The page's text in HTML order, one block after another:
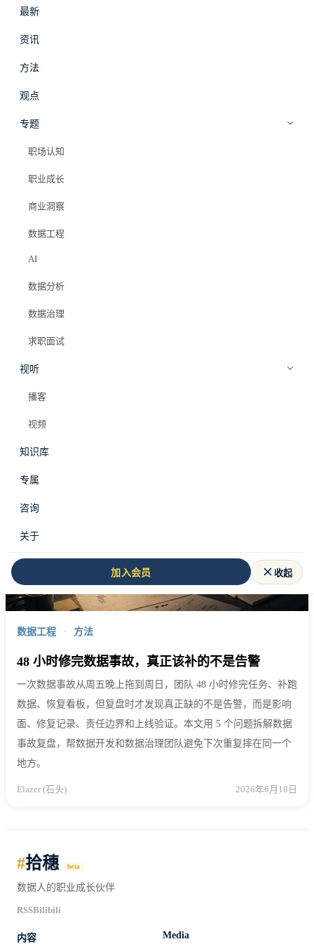
最新
资讯
方法
观点
专题
职场认知
职业成长
商业洞察
数据工程
AI
数据分析
数据治理
求职面试
视听
播客
视频
知识库
专属
咨询
关于
加入会员 收起
全部标签
事故复盘
共 1 篇文章
数据工程 · 方法
48 小时修完数据事故，真正该补的不是告警
一次数据事故从周五晚上拖到周日，团队 48 小时修完任务、补跑
数据、恢复看板，但复盘时才发现真正缺的不是告警，而是影响
面、修复记录、责任边界和上线验证。本文用 5 个问题拆解数据
事故复盘，帮数据开发和数据治理团队避免下次重复摔在同一个
地方。
Elazer (石头) 2026年6月18日
#拾穗 beta
数据人的职业成长伙伴
RSSBilibili
内容 Media